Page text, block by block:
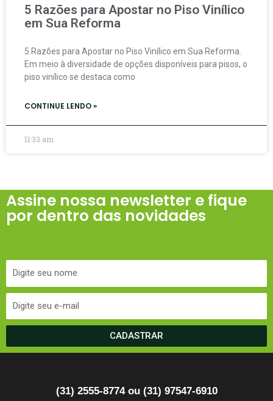
5 Razões para Apostar no Piso Vinílico
em Sua Reforma
5 Razões para Apostar no Piso Vinílico em Sua Reforma.
Em meio à diversidade de opções disponíveis para pisos, o
piso vinílico se destaca como
CONTINUE LENDO »
11:33 am
Assine nossa newsletter e fique
por dentro das novidades
CADASTRAR
(31) 2555-8774 ou (31) 97547-6910